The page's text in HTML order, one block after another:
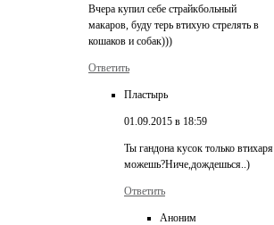
Вчера купил себе страйкбольный
макаров, буду терь втихую стрелять в
кошаков и собак)))
Ответить
Пластырь
01.09.2015 в 18:59
Ты гандона кусок только втихаря
можешь?Ниче,дождешься..)
Ответить
Аноним